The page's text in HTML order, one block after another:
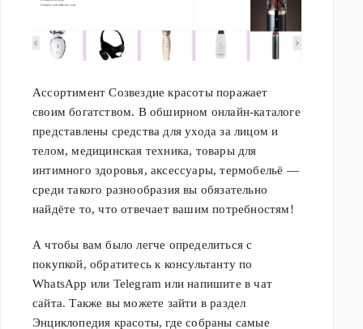
Ассортимент Созвездие красоты поражает
своим богатством. В обширном онлайн-каталоге
представлены средства для ухода за лицом и
телом, медицинская техника, товары для
интимного здоровья, аксессуары, термобельё —
среди такого разнообразия вы обязательно
найдёте то, что отвечает вашим потребностям!
А чтобы вам было легче определиться с
покупкой, обратитесь к консультанту по
WhatsApp или Telegram или напишите в чат
сайта. Также вы можете зайти в раздел
Энциклопедия красоты, где собраны самые